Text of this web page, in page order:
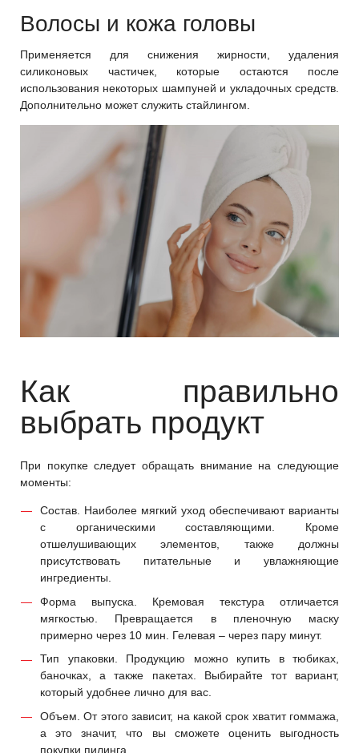
Волосы и кожа головы
Применяется для снижения жирности, удаления
силиконовых частичек, которые остаются после
использования некоторых шампуней и укладочных средств.
Дополнительно может служить стайлингом.
Как правильно
выбрать продукт
При покупке следует обращать внимание на следующие
моменты:
Состав. Наиболее мягкий уход обеспечивают варианты
с органическими составляющими. Кроме
отшелушивающих элементов, также должны
присутствовать питательные и увлажняющие
ингредиенты.
Форма выпуска. Кремовая текстура отличается
мягкостью. Превращается в пленочную маску
примерно через 10 мин. Гелевая – через пару минут.
Тип упаковки. Продукцию можно купить в тюбиках,
баночках, а также пакетах. Выбирайте тот вариант,
который удобнее лично для вас.
Объем. От этого зависит, на какой срок хватит гоммажа,
а это значит, что вы сможете оценить выгодность
покупки пилинга.